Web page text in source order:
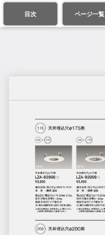
目次 ページ一覧